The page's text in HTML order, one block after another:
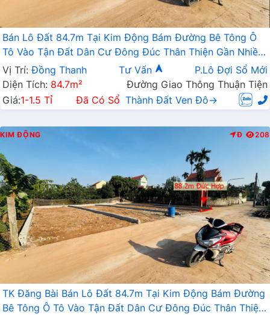
Bán Lô Đất 84.7m Tại Kim Động Bám Đường Bê Tông Ô
Tô Vào Tận Đất Dân Cư Đông Đúc Thân Thiện Gần Nhiều
Dự Án Giá Đầu Tư
Vị Trí: Đồng Thanh Tư Vấn
P.Lô Đợi Sổ Mới
Diện Tích: 84.7m²
Đường Giao Thông Thuận Tiện
Giá:1-1.5 Tỉ Đã Có Sổ Thành Đất Ven Đô→
KIM ĐỘNG Đ 208
TK Đăng Bài Bán Lô Đất 84.7m Tại Kim Động Bám Đường
Bê Tông Ô Tô Vào Tận Đất Dân Cư Đông Đúc Thân Thiện